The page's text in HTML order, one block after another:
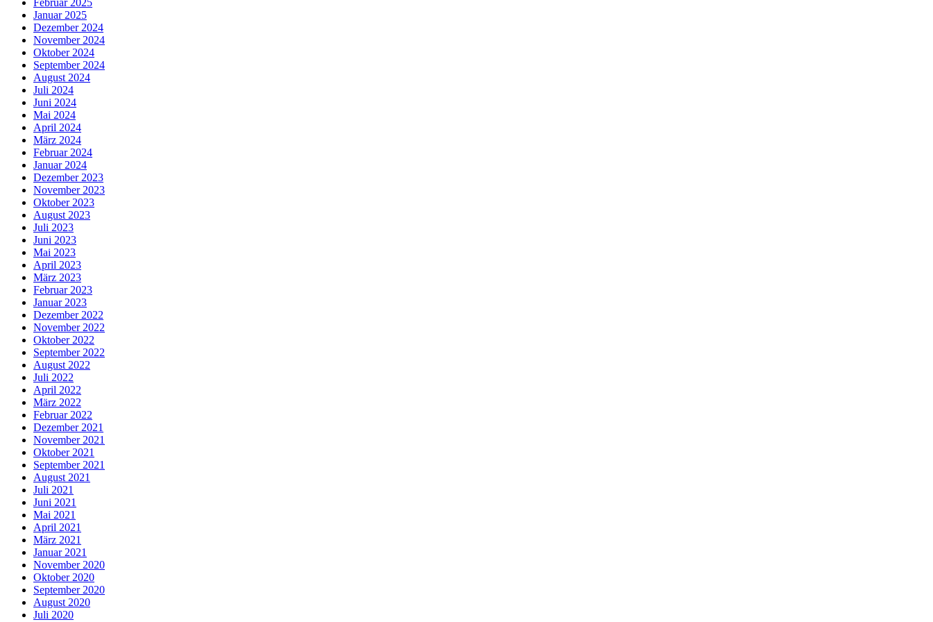
Februar 2025
Januar 2025
Dezember 2024
November 2024
Oktober 2024
September 2024
August 2024
Juli 2024
Juni 2024
Mai 2024
April 2024
März 2024
Februar 2024
Januar 2024
Dezember 2023
November 2023
Oktober 2023
August 2023
Juli 2023
Juni 2023
Mai 2023
April 2023
März 2023
Februar 2023
Januar 2023
Dezember 2022
November 2022
Oktober 2022
September 2022
August 2022
Juli 2022
April 2022
März 2022
Februar 2022
Dezember 2021
November 2021
Oktober 2021
September 2021
August 2021
Juli 2021
Juni 2021
Mai 2021
April 2021
März 2021
Januar 2021
November 2020
Oktober 2020
September 2020
August 2020
Juli 2020